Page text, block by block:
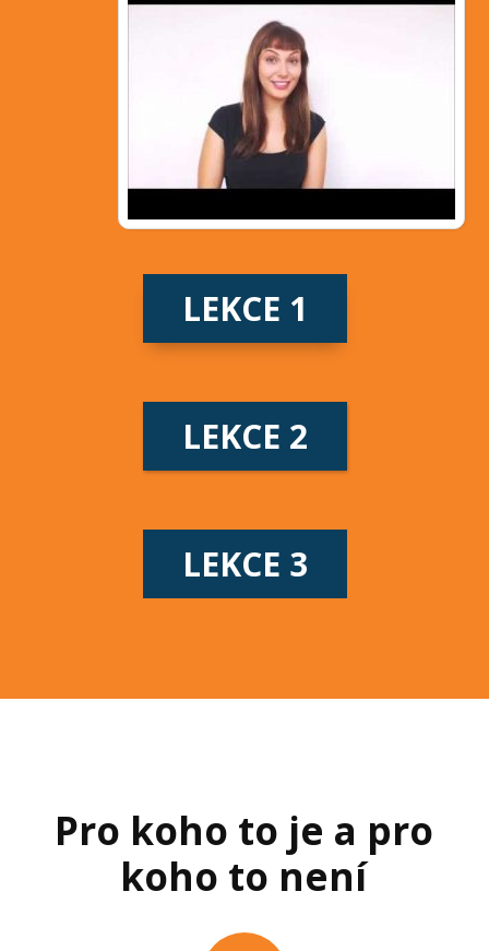
LEKCE 1
LEKCE 2
LEKCE 3
Pro koho to je a pro
koho to není